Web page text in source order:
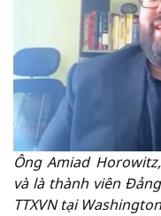
Ông Amiad
và là thành viên
TTXVN tại